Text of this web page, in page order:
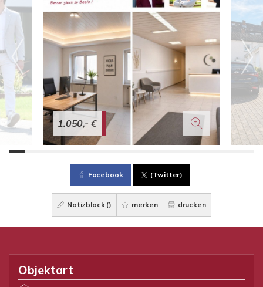
1.050,- €
Facebook (Twitter)
Notizblock () merken drucken
Objektart